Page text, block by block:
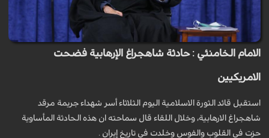
الامام الخامنئي : حادثة شاهجراغ الإرهابية فضحت
الامريكيين
استقبل قائد الثورة الاسلامية اليوم الثلاثاء أسر شهداء جريمة مرقد
شاهجراغ الارهابية، وخلال اللقاء قال سماحته ان هذه الحادثة المأساوية
حزت في القلوب والفوس وخلدت في تاريخ إيران .